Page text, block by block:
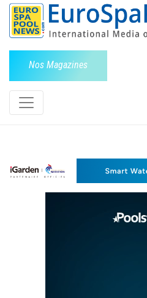
Nos Magazines